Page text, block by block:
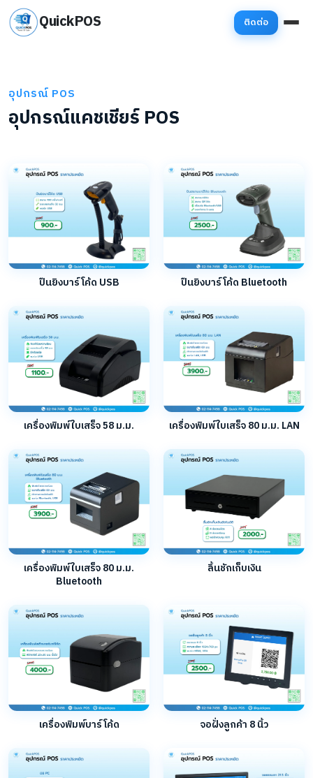
QuickPOS ติดต่อ
อุปกรณ์ POS
อุปกรณ์แคชเชียร์ POS
ปืนยิงบาร์โค้ด USB ปืนยิงบาร์โค้ด Bluetooth
เครื่องพิมพ์ใบเสร็จ 58 ม.ม. เครื่องพิมพ์ใบเสร็จ 80 ม.ม. LAN
เครื่องพิมพ์ใบเสร็จ 80 ม.ม.
Bluetooth
ลิ้นชักเก็บเงิน
เครื่องพิมพ์บาร์โค้ด จอฝั่งลูกค้า 8 นิ้ว